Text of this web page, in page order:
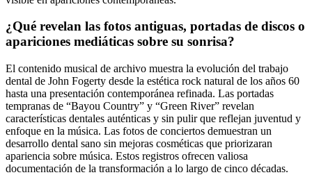
¿Qué revelan las fotos antiguas, portadas de discos o
apariciones mediáticas sobre su sonrisa?
El contenido musical de archivo muestra la evolución del trabajo
dental de John Fogerty desde la estética rock natural de los años 60
hasta una presentación contemporánea refinada. Las portadas
tempranas de “Bayou Country” y “Green River” revelan
características dentales auténticas y sin pulir que reflejan juventud y
enfoque en la música. Las fotos de conciertos demuestran un
desarrollo dental sano sin mejoras cosméticas que priorizaran
apariencia sobre música. Estos registros ofrecen valiosa
documentación de la transformación a lo largo de cinco décadas.